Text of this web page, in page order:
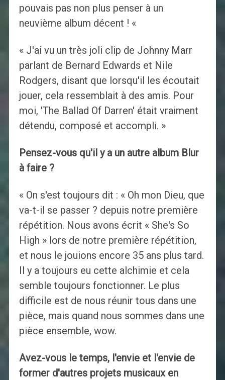
pouvais pas non plus penser à un
neuvième album décent ! «
« J'ai vu un très joli clip de Johnny Marr
parlant de Bernard Edwards et Nile
Rodgers, disant que lorsqu'il les écoutait
jouer, cela ressemblait à des amis. Pour
moi, 'The Ballad Of Darren' était vraiment
détendu, composé et accompli. »
Pensez-vous qu'il y a un autre album Blur
à faire ?
« On s'est toujours dit : « Oh mon Dieu, que
va-t-il se passer ? depuis notre première
répétition. Nous avons écrit « She's So
High » lors de notre première répétition,
et nous le jouions encore 35 ans plus tard.
Il y a toujours eu cette alchimie et cela
semble toujours fonctionner. Le plus
difficile est de nous réunir tous dans une
pièce, mais quand nous sommes dans une
pièce ensemble, wow.
Avez-vous le temps, l'envie et l'envie de
former d'autres projets musicaux en